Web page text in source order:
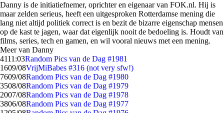
Danny is de initiatiefnemer, oprichter en eigenaar van FOK.nl. Hij is
maar zelden serieus, heeft een uitgesproken Rotterdamse mening die
lang niet altijd politiek correct is en bezit de bizarre eigenschap mensen
op de kast te jagen, waar dat eigenlijk nooit de bedoeling is. Houdt van
films, series, tech en gamen, en wil vooral nieuws met een mening.
Meer van Danny
4111:03Random Pics van de Dag #1981
1609/08VrijMiBabes #316 (not very sfw!)
7609/08Random Pics van de Dag #1980
3508/08Random Pics van de Dag #1979
2007/08Random Pics van de Dag #1978
3806/08Random Pics van de Dag #1977